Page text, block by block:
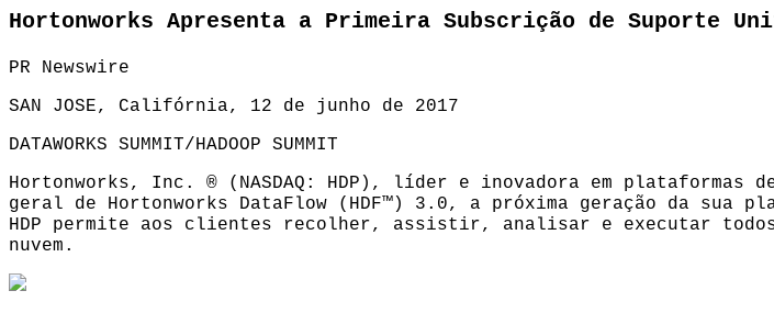
Hortonworks Apresenta a Primeira Subscrição de Suporte
PR Newswire
SAN JOSE, Califórnia, 12 de junho de 2017
DATAWORKS SUMMIT/HADOOP SUMMIT
Hortonworks, Inc. ® (NASDAQ: HDP), líder e inovadora em
geral de Hortonworks DataFlow (HDF™)
3.0, a próxima geração da sua
HDP permite aos clientes recolher, assistir, analisar e executar
nuvem.